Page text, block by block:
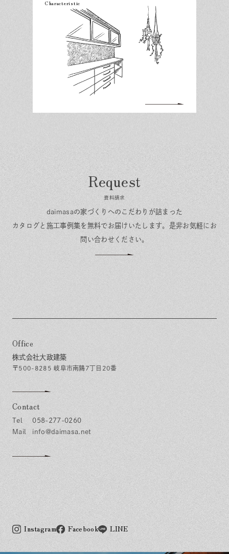
資料請求
daimasaの家づくりへのこだわりが詰まった
カタログと施工事例集を無料でお届けいたします。 是非お気軽にお
問い合わせください。
Office
株式会社大政建築
〒500-8285 岐阜市南鶉7丁目20番
Contact
058-277-0260
info@daimasa.net
Instagram Facebook LINE